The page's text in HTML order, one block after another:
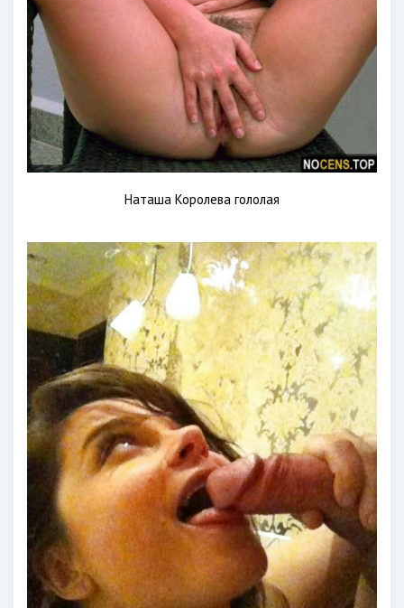
Наташа Королева гололая